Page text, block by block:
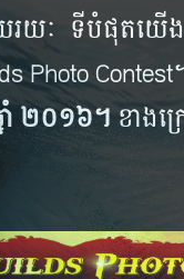
រយៈ ទីបំផុតយើ
Photo
ាំ ២០១៦។ខាងក្